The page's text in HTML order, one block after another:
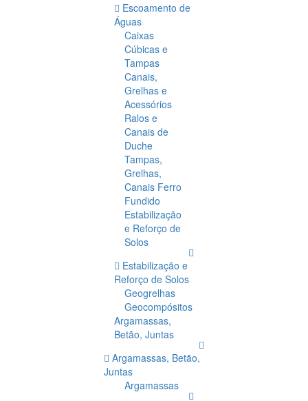
Escoamento de
Águas
Caixas
Cúbicas e
Tampas
Canais,
Grelhas e
Acessórios
Ralos e
Canais de
Duche
Tampas,
Grelhas,
Canais Ferro
Fundido
Estabilização
e Reforço de
Solos
Estabilização e
Reforço de Solos
Geogrelhas
Geocompósitos
Argamassas,
Betão, Juntas
Argamassas, Betão,
Juntas
Argamassas